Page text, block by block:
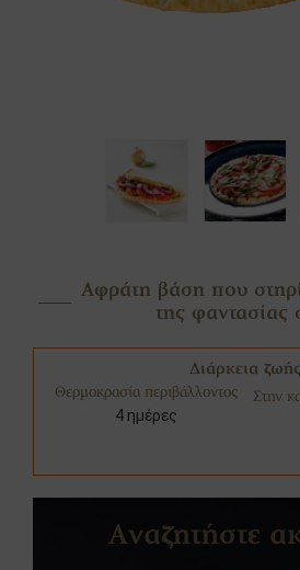
Αφράτη βάση που
της φαντασίας
Διάρκεια ζωής
Θερμοκρασία περιβάλλοντος
4 ημέρες
Στην
Αναζητήστε